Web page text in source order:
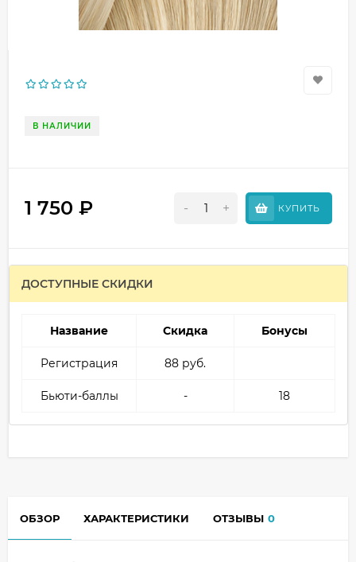
В НАЛИЧИИ
1 750 ₽ - + КУПИТЬ
ДОСТУПНЫЕ СКИДКИ
Название Скидка Бонусы
Регистрация 88 руб.
Бьюти-баллы - 18
ОБЗОР ХАРАКТЕРИСТИКИ ОТЗЫВЫ 0